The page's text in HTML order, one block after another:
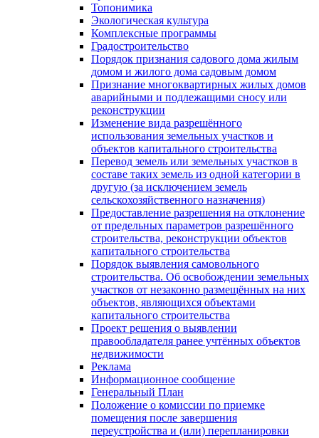
Топонимика
Экологическая культура
Комплексные программы
Градостроительство
Порядок признания садового дома жилым
домом и жилого дома садовым домом
Признание многоквартирных жилых домов
аварийными и подлежащими сносу или
реконструкции
Изменение вида разрешённого
использования земельных участков и
объектов капитального строительства
Перевод земель или земельных участков в
составе таких земель из одной категории в
другую (за исключением земель
сельскохозяйственного назначения)
Предоставление разрешения на отклонение
от предельных параметров разрешённого
строительства, реконструкции объектов
капитального строительства
Порядок выявления самовольного
строительства. Об освобождении земельных
участков от незаконно размещённых на них
объектов, являющихся объектами
капитального строительства
Проект решения о выявлении
правообладателя ранее учтённых объектов
недвижимости
Реклама
Информационное сообщение
Генеральный План
Положение о комиссии по приемке
помещения после завершения
переустройства и (или) перепланировки